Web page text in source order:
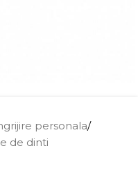
personala/
de dinti